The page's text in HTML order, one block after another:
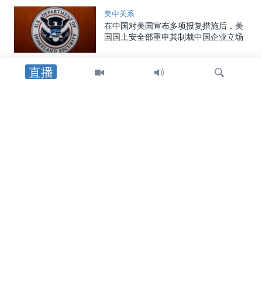
直播
美中关系
在中国对美国宣布多项报复措施后，美
国国土安全部重申其制裁中国企业立场